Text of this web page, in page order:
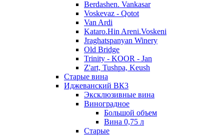
Berdashen. Vankasar
Voskevaz - Qotot
Van Ardi
Kataro.Hin Areni.Voskeni
Jraghatspanyan Winery
Old Bridge
Trinity - KOOR - Jan
Z'art, Tushpa, Keush
Старые вина
Иджеванский ВК3
Эксклюзивные вина
Виноградное
Большой объем
Вина 0,75 л
Старые